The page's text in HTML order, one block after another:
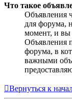
Что такое
Объявления
для форума,
момент, и вы
Объявления
форума, в
важными
Вернуться к